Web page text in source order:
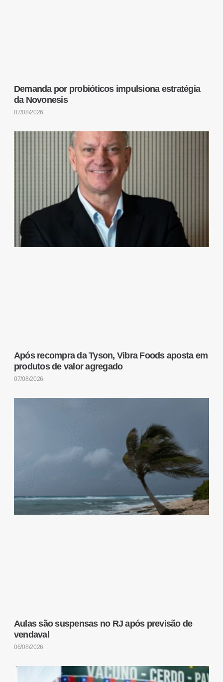
Demanda por probióticos impulsiona estratégia
da Novonesis
07/08/2026
Após recompra da Tyson, Vibra Foods aposta em
produtos de valor agregado
07/08/2026
Aulas são suspensas no RJ após previsão de
vendaval
06/08/2026